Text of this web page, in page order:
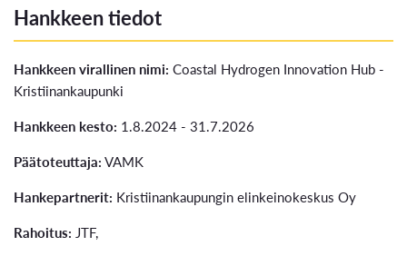
Hankkeen tiedot
Hankkeen virallinen nimi: Coastal Hydrogen Innovation Hub -
Kristiinankaupunki
Hankkeen kesto: 1.8.2024 - 31.7.2026
Päätoteuttaja:VAMK
Hankepartnerit: Kristiinankaupungin elinkeinokeskus Oy
Rahoitus: JTF,